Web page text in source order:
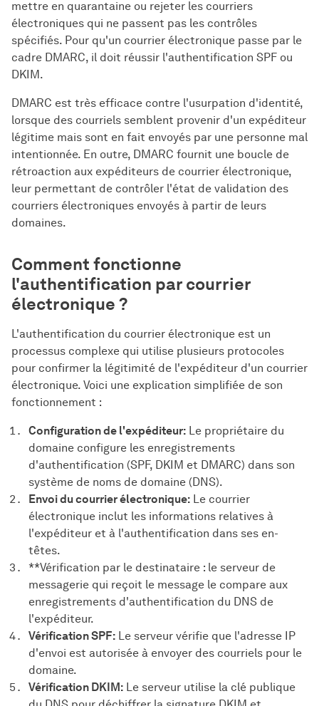
mettre en quarantaine ou rejeter les courriers
électroniques qui ne passent pas les contrôles
spécifiés. Pour qu'un courrier électronique passe par le
cadre DMARC, il doit réussir l'authentification SPF ou
DKIM.
DMARC est très efficace contre l'usurpation d'identité,
lorsque des courriels semblent provenir d'un expéditeur
légitime mais sont en fait envoyés par une personne mal
intentionnée. En outre, DMARC fournit une boucle de
rétroaction aux expéditeurs de courrier électronique,
leur permettant de contrôler l'état de validation des
courriers électroniques envoyés à partir de leurs
domaines.
Comment fonctionne
l'authentification par courrier
électronique ?
L'authentification du courrier électronique est un
processus complexe qui utilise plusieurs protocoles
pour confirmer la légitimité de l'expéditeur d'un courrier
électronique. Voici une explication simplifiée de son
fonctionnement :
Configuration de l'expéditeur: Le propriétaire du
domaine configure les enregistrements
d'authentification (SPF, DKIM et DMARC) dans son
système de noms de domaine (DNS).
Envoi du courrier électronique: Le courrier
électronique inclut les informations relatives à
l'expéditeur et à l'authentification dans ses en-
têtes.
**Vérification par le destinataire : le serveur de
messagerie qui reçoit le message le compare aux
enregistrements d'authentification du DNS de
l'expéditeur.
Vérification SPF: Le serveur vérifie que l'adresse IP
d'envoi est autorisée à envoyer des courriels pour le
domaine.
Vérification DKIM: Le serveur utilise la clé publique